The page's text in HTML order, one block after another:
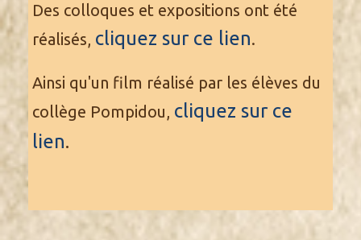
Des colloques et expositions ont été
réalisés, cliquez sur ce lien.
Ainsi qu'un film réalisé par les élèves du
collège Pompidou, cliquez sur ce
lien.